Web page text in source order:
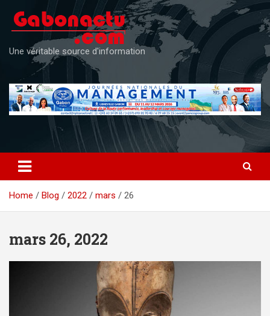
content
Une véritable source d'information
Home Blog 2022 mars 26
mars 26, 2022